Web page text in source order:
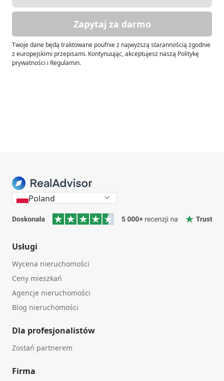
Zapytaj za darmo
Twoje dane będą traktowane poufnie z najwyższą starannością zgodnie
z europejskimi przepisami. Kontynuując, akceptujesz naszą Politykę
prywatności i Regulamin.
Poland
Usługi
Wycena nieruchomości
Ceny mieszkań
Agencje nieruchomości
Blog nieruchomości
Dla profesjonalistów
Zostań partnerem
Firma